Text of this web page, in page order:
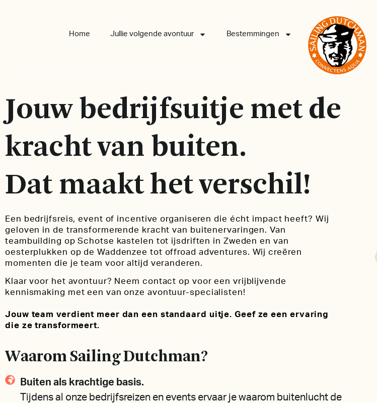
Home Jullie volgende avontuur Bestemmingen
Jouw bedrijfsuitje met de
kracht van buiten.
Dat maakt het verschil!
Een bedrijfsreis, event of incentive organiseren die écht impact heeft? Wij
geloven in de transformerende kracht van buitenervaringen. Van
teambuilding op Schotse kastelen tot ijsdriften in Zweden en van
oesterplukken op de Waddenzee tot offroad adventures. Wij creëren
momenten die je team voor altijd veranderen.
Klaar voor het avontuur? Neem contact op voor een vrijblijvende
kennismaking met een van onze avontuur-specialisten!
Jouw team verdient meer dan een standaard uitje. Geef ze een ervaring
die ze transformeert.
Waarom Sailing Dutchman?
Buiten als krachtige basis.
Tijdens al onze bedrijfsreizen en events ervaar je waarom buitenlucht de